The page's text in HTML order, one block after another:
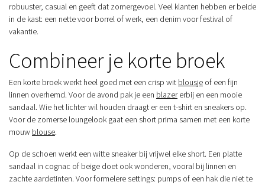
robuuster, casual en geeft dat zomergevoel. Veel klanten hebben er beide
in de kast: een nette voor borrel of werk, een denim voor festival of
vakantie.
Combineer je korte broek
Een korte broek werkt heel goed met een crisp wit blousje of een fijn
linnen overhemd. Voor de avond pak je een blazererbij en een mooie
sandaal. Wie het lichter wil houden draagt er een t-shirt en sneakers op.
Voor de zomerse loungelook gaat een short prima samen met een korte
mouw blouse.
Op de schoen werkt een witte sneaker bij vrijwel elke short. Een platte
sandaal in cognac of beige doet ook wonderen, vooral bij linnen en
zachte aardetinten. Voor formelere settings: pumps of een hak die niet te